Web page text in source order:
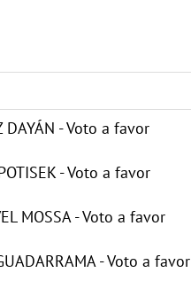
DAYÁN - Voto a favor
- Voto a favor
MOSSA - Voto a favor
- Voto a favor